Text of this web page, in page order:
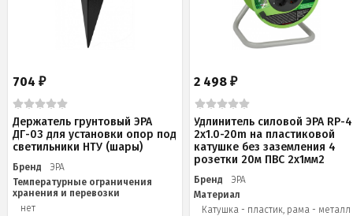
704 ₽
Держатель грунтовый ЭРА
ДГ-03 для установки опор под
светильники НТУ (шары)
Бренд
ЭРА
Температурные ограничения
хранения и перевозки
нет
2 498₽
Удлинитель силовой ЭРА RP-
2x1.0-20m на пластиковой
катушке без заземления 4
розетки 20м ПВС 2х1мм2
Бренд
ЭРА
Материал
Катушка - пластик, рама - металл